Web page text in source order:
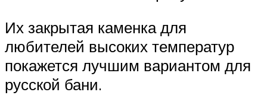
Их закрытая каменка для
любителей высоких температур
покажется лучшим вариантом для
русской бани.